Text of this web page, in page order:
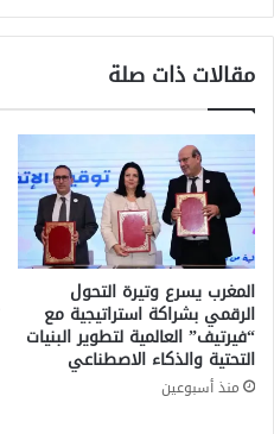
م
ا
ك
م
و
ل
ا
ل
ح
و
ت
"
ب
ت
ا
ل
أ
د
ا
ل
إ
ف
ر
ي
ق
ي
2
مقالات ذات صلة
المغرب يسرع وتيرة التحول
الرقمي بشراكة استراتيجية مع
“فيرتيف” العالمية لتطوير البنيات
التحتية والذكاء الاصطناعي
منذ أسبوعين